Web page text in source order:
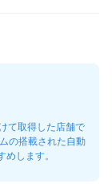
て取得した店舗で
の搭載された自動
します。